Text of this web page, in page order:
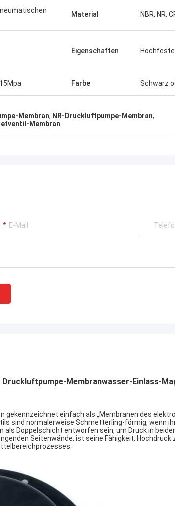
Material NBR, NR,
Eigenschaften
Farbe Schwarz
Membran, NR-Druckluftpumpe-Membran,
Membran
Druckluftpumpe-Membranwasser-Einlass-
gekennzeichnet einfach als „Membranen des
sind normalerweise Schmetterling-förmig, wenn
als Doppelschicht entworfen sein, um Druck in
Seitenwände, ist seine Fähigkeit,